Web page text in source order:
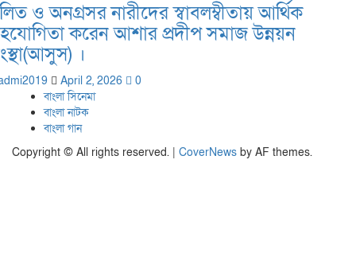
ও অনগ্রসর নারীদের স্বাবলম্বীতায় আর্থিক
করেন আশার প্রদীপ সমাজ উন্নয়ন
।
April 2, 2026
0
বাংলা সিনেমা
বাংলা নাটক
বাংলা গান
Copyright © All rights reserved. | CoverNews by AF themes.